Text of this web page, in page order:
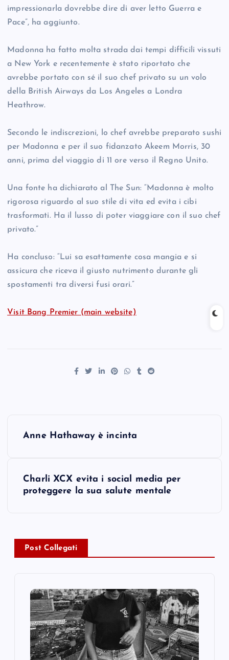
impressionarla dovrebbe dire di aver letto Guerra e
Pace”, ha aggiunto.
Madonna ha fatto molta strada dai tempi difficili vissuti
a New York e recentemente è stato riportato che
avrebbe portato con sé il suo chef privato su un volo
della British Airways da Los Angeles a Londra
Heathrow.
Secondo le indiscrezioni, lo chef avrebbe preparato sushi
per Madonna e per il suo fidanzato Akeem Morris, 30
anni, prima del viaggio di 11 ore verso il Regno Unito.
Una fonte ha dichiarato al The Sun: “Madonna è molto
rigorosa riguardo al suo stile di vita ed evita i cibi
trasformati. Ha il lusso di poter viaggiare con il suo chef
privato.”
Ha concluso: “Lui sa esattamente cosa mangia e si
assicura che riceva il giusto nutrimento durante gli
spostamenti tra diversi fusi orari.”
Visit Bang Premier (main website)
Anne Hathaway è incinta
Charli XCX evita i social media per
proteggere la sua salute mentale
Post Collegati